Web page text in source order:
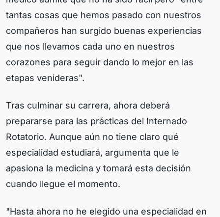
tantas cosas que hemos pasado con nuestros
compañeros han surgido buenas experiencias
que nos llevamos cada uno en nuestros
corazones para seguir dando lo mejor en las
etapas venideras".
Tras culminar su carrera, ahora deberá
prepararse para las prácticas del Internado
Rotatorio. Aunque aún no tiene claro qué
especialidad estudiará, argumenta que le
apasiona la medicina y tomará esta decisión
cuando llegue el momento.
"Hasta ahora no he elegido una especialidad en